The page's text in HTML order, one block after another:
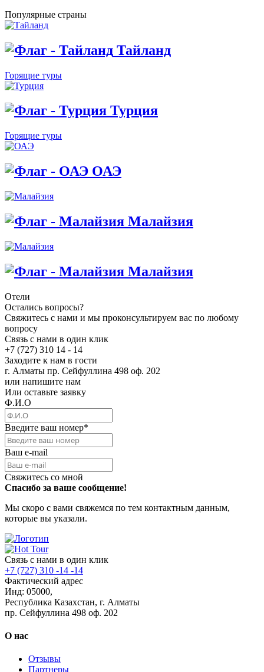
Популярные страны
Тайланд
Горящие туры
Турция
Горящие туры
ОАЭ
Малайзия
Малайзия
Отели
Остались вопросы?
Свяжитесь с нами и мы проконсультируем вас по любому
вопросу
Связь с нами в один клик
+7 (727) 310 14 - 14
Заходите к нам в гости
г. Алматы пр. Сейфуллина 498 оф. 202
или напишите нам
Или оставьте заявку
Ф.И.О
Введите ваш номер*
Ваш e-mail
Свяжитесь со мной
Спасибо за ваше сообщение!
Мы скоро с вами свяжемся по тем контактным данным,
которые вы указали.
Связь с нами в один клик
+7 (727) 310 -14 -14
Фактический адрес
Инд: 05000,
Республика Казахстан, г. Алматы
пр. Сейфуллина 498 оф. 202
О нас
Отзывы
Партнеры